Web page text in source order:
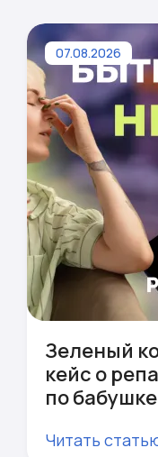
07.08.2026
Зеленый
кейс о
по бабушке
Читать